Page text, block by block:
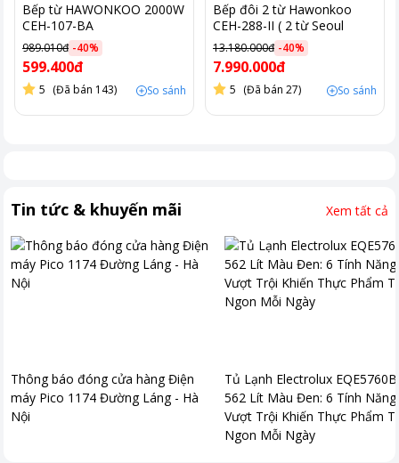
Bếp từ HAWONKOO 2000W
CEH-107-BA
989.010đ -40%
599.400đ
5 (Đã bán 143) So sánh
Bếp đôi 2 từ Hawonkoo
CEH-288-II ( 2 từ Seoul
collection)
13.180.000đ -40%
7.990.000đ
5 (Đã bán 27) So sánh
Tin tức & khuyến mãi Xem tất cả
Thông báo đóng cửa hàng Điện
máy Pico 1174 Đường Láng - Hà
Nội
Tủ Lạnh Electrolux
562 Lít Màu Đen: 6 Tính Năng
Vượt Trội Khiến Thực Phẩm
Ngon Mỗi Ngày